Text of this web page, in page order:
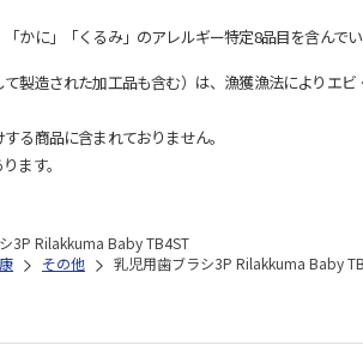
かに」「くるみ」のアレルギー特定8品目を含んでい
造された加工品も含む）は、漁獲漁法によりエ
る商品に含まれておりません。
ます。
3P Rilakkuma Baby TB4ST
その他 乳児用歯ブラシ3P Rilakkuma Baby